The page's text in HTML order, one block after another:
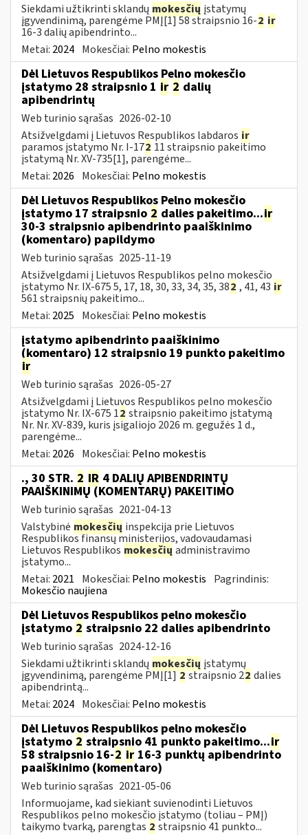
Siekdami užtikrinti sklandų mokesčių įstatymų
įgyvendinimą, parengėme PMĮ[1] 58 straipsnio 16-2 ir
16-3 dalių apibendrinto...
Metai: 2024 Mokesčiai: Pelno mokestis
Dėl Lietuvos Respublikos Pelno mokesčio
įstatymo 28 straipsnio 1 ir 2 dalių
apibendrintų
Web turinio sąrašas 2026-02-10
Atsižvelgdami į Lietuvos Respublikos labdaros ir
paramos įstatymo Nr. I-172 11 straipsnio pakeitimo
įstatymą Nr. XV-735[1], parengėme...
Metai: 2026 Mokesčiai: Pelno mokestis
Dėl Lietuvos Respublikos Pelno mokesčio
įstatymo 17 straipsnio 2 dalies pakeitimo...ir
30-3 straipsnio apibendrinto paaiškinimo
(komentaro) papildymo
Web turinio sąrašas 2025-11-19
Atsižvelgdami į Lietuvos Respublikos pelno mokesčio
įstatymo Nr. IX-675 5, 17, 18, 30, 33, 34, 35, 382 , 41, 43 ir
561 straipsnių pakeitimo...
Metai: 2025 Mokesčiai: Pelno mokestis
įstatymo apibendrinto paaiškinimo
(komentaro) 12 straipsnio 19 punkto pakeitimo
ir
Web turinio sąrašas 2026-05-27
Atsižvelgdami į Lietuvos Respublikos pelno mokesčio
įstatymo Nr. IX-675 12 straipsnio pakeitimo įstatymą
Nr. Nr. XV-839, kuris įsigaliojo 2026 m. gegužės 1 d.,
parengėme...
Metai: 2026 Mokesčiai: Pelno mokestis
., 30 STR. 2 IR 4 DALIŲ APIBENDRINTŲ
PAAIŠKINIMŲ (KOMENTARŲ) PAKEITIMO
Web turinio sąrašas 2021-04-13
Valstybinė mokesčių inspekcija prie Lietuvos
Respublikos finansų ministerijos, vadovaudamasi
Lietuvos Respublikos mokesčių administravimo
įstatymo...
Metai: 2021 Mokesčiai: Pelno mokestis Pagrindinis:
Mokesčio naujiena
Dėl Lietuvos Respublikos pelno mokesčio
įstatymo 2 straipsnio 22 dalies apibendrinto
Web turinio sąrašas 2024-12-16
Siekdami užtikrinti sklandų mokesčių įstatymų
įgyvendinimą, parengėme PMĮ[1]2straipsnio 22 dalies
apibendrintą...
Metai: 2024 Mokesčiai: Pelno mokestis
Dėl Lietuvos Respublikos pelno mokesčio
įstatymo 2 straipsnio 41 punkto pakeitimo...ir
58 straipsnio 16-2 ir 16-3 punktų apibendrinto
paaiškinimo (komentaro)
Web turinio sąrašas 2021-05-06
Informuojame, kad siekiant suvienodinti Lietuvos
Respublikos pelno mokesčio įstatymo (toliau – PMĮ)
taikymo tvarką, parengtas 2 straipsnio 41 punkto...